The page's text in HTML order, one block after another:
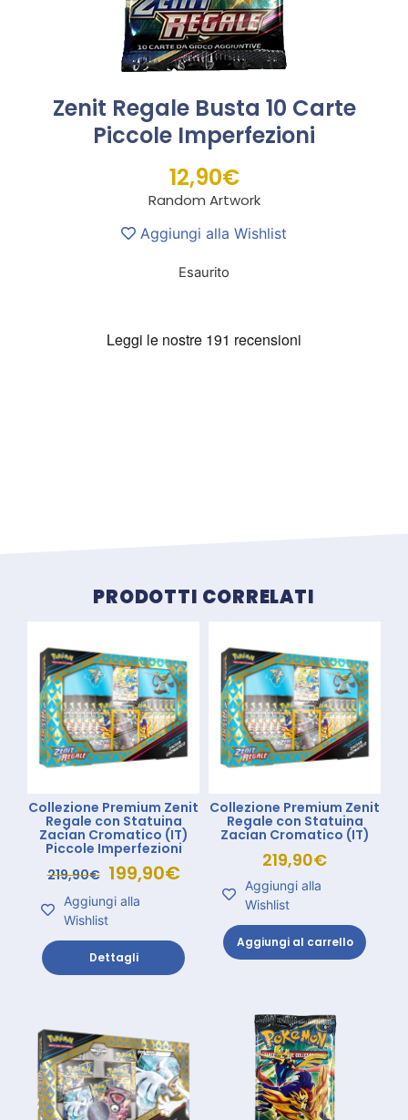
Zenit Regale Busta 10 Carte
Piccole Imperfezioni
12,90€
Random Artwork
Aggiungi alla Wishlist
Esaurito
PRODOTTI CORRELATI
Collezione Premium Zenit
Regale con Statuina
Zacian Cromatico (IT)
Piccole Imperfezioni
219,90€ 199,90€
Aggiungi alla
Wishlist
Dettagli
Collezione Premium Zenit
Regale con Statuina
Zacian Cromatico (IT)
219,90€
Aggiungi alla
Wishlist
Aggiungi al carrello